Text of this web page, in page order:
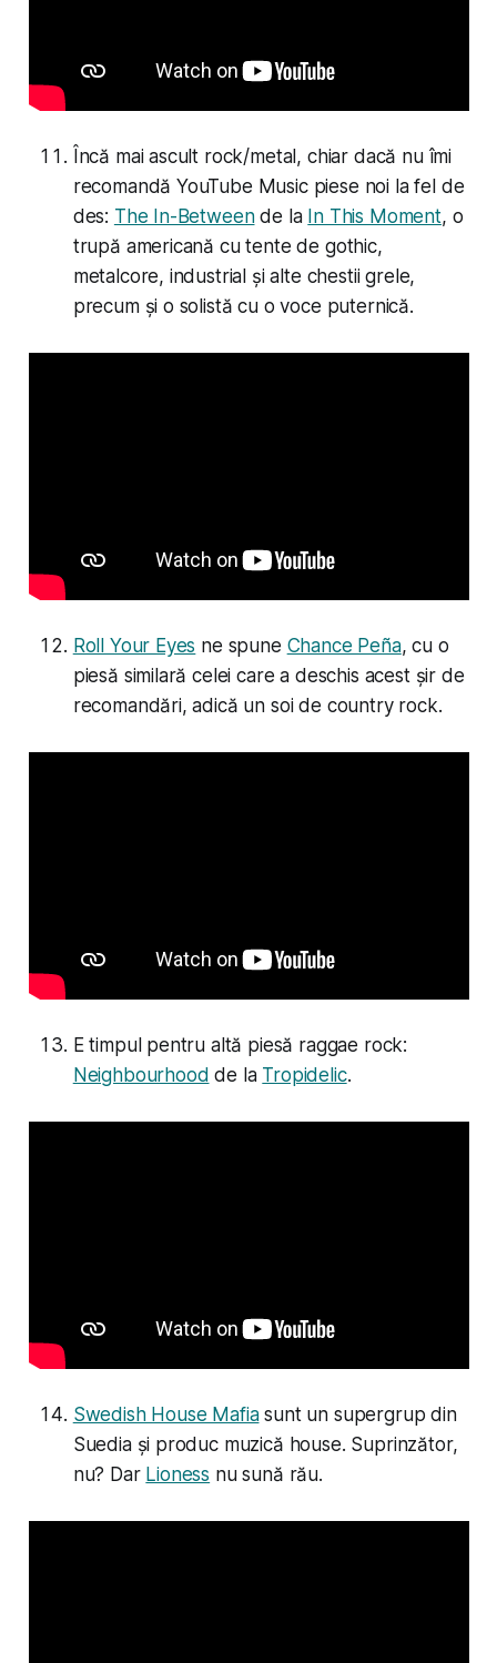
Încă mai ascult rock/metal, chiar dacă nu îmi
recomandă YouTube Music piese noi la fel de
des: The In-Betweende la In This Moment, o
trupă americană cu tente de gothic,
metalcore, industrial și alte chestii grele,
precum și o solistă cu o voce puternică.
Roll Your Eyes ne spune Chance Peña, cu o
piesă similară celei care a deschis acest șir de
recomandări, adică un soi de country rock.
E timpul pentru altă piesă raggae rock:
Neighbourhood de la Tropidelic.
Swedish House Mafiasunt un supergrup din
Suedia și produc muzică house. Suprinzător,
nu? Dar Lioness nu sună rău.